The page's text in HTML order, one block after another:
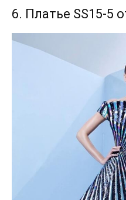
6. Платье SS15-5